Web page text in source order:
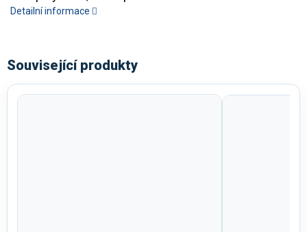
Detailní informace
Související produkty